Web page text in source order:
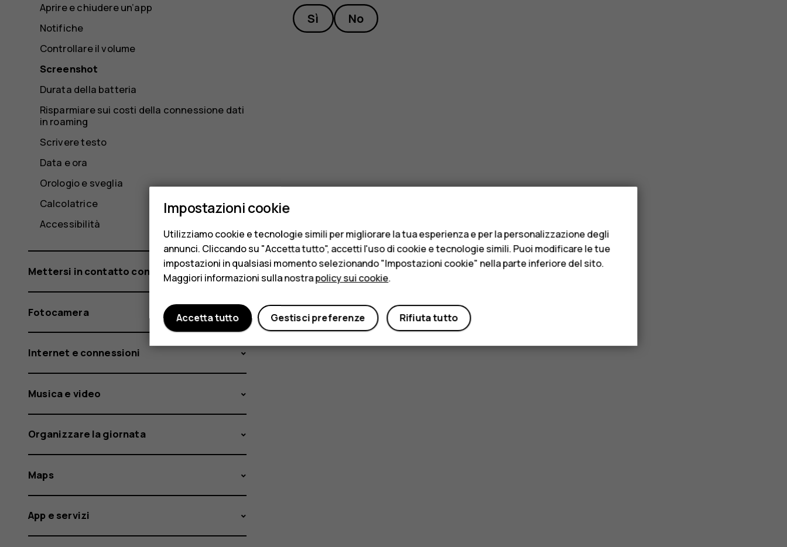
Sì No
Aprire e chiudere un’app
Notifiche
Controllare il volume
Screenshot
Durata della batteria
Risparmiare sui costi della connessione dati
in roaming
Scrivere testo
Data e ora
Orologio e sveglia
Calcolatrice
Accessibilità
Mettersi in contatto con amici e familiari
Fotocamera
Internet e connessioni
Musica e video
Organizzare la giornata
Maps
App e servizi
Impostazioni cookie
Utilizziamo cookie e tecnologie simili per migliorare la tua esperienza e per la personalizzazione degli
annunci. Cliccando su "Accetta tutto", accetti l'uso di cookie e tecnologie simili. Puoi modificare le tue
impostazioni in qualsiasi momento selezionando "Impostazioni cookie" nella parte inferiore del sito.
Maggiori informazioni sulla nostrapolicy sui cookie.
Rifiuta tutto
Gestisci preferenze
Accetta tutto